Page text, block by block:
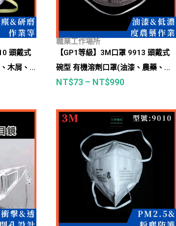
頭戴式
木屑、
職業工作場所
【GP1等級】3M口罩 9913 頭戴式
碗型 有機溶劑口罩(油漆、農藥、有
機溶劑、粉塵環境)
NT$73 – NT$990